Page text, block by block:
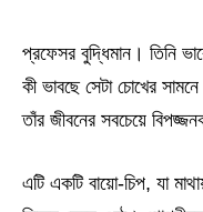
প্রফেসর বুদ্ধিমান। তিনি
কী ভাবছে সেটা চোখের
তাঁর জীবনের সবচেয়ে
এটি একটি বায়ো-চিপ, যা